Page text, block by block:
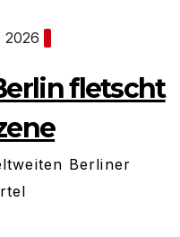
2026
fletscht
Berliner